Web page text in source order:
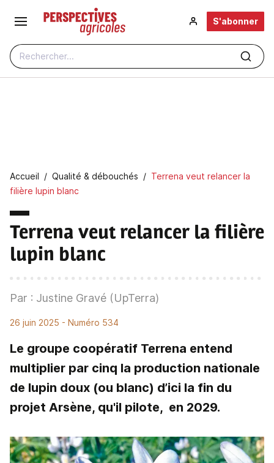
Aller au contenu principal
Rechercher...
S'abonner
Fil d'Ariane
Accueil Qualité & débouchés
Terrena veut relancer la
filière lupin blanc
Terrena veut relancer la filière
lupin blanc
Par : Justine Gravé (UpTerra)
26 juin 2025 - Numéro 534
Le groupe coopératif Terrena entend
multiplier par cinq la production nationale
de lupin doux (ou blanc) d’ici la fin du
projet Arsène, qu'il pilote, en 2029.